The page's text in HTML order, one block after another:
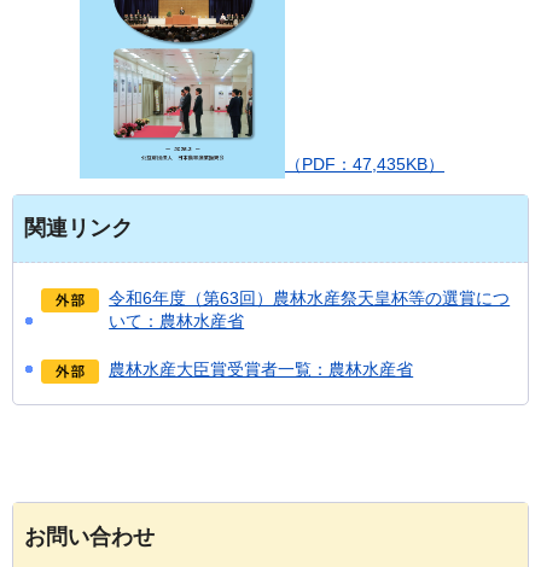
（PDF：47,435KB）
関連リンク
令和6年度（第63回）農林水産祭天皇杯等の選賞につ
いて：農林水産省
農林水産大臣賞受賞者一覧：農林水産省
お問い合わせ